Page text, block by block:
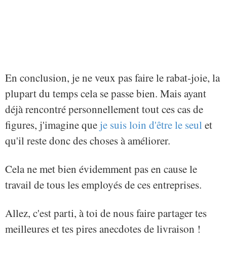
En conclusion, je ne veux pas faire le rabat-joie, la
plupart du temps cela se passe bien. Mais ayant
déjà rencontré personnellement tout ces cas de
figures, j'imagine que je suis loin d'être le seulet
qu'il reste donc des choses à améliorer.
Cela ne met bien évidemment pas en cause le
travail de tous les employés de ces entreprises.
Allez, c'est parti, à toi de nous faire partager tes
meilleures et tes pires anecdotes de livraison !